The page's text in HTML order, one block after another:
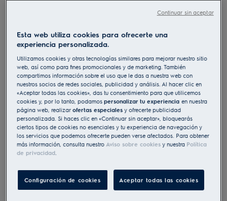
500 TimeCare de 8.0 kg
4.2 (17)
Ficha de información del producto
Beneficios
Con función TimeManager que reduce los ciclos de lavado a tu
gusto
AutoSense reajusta los valores en función del tamaño de la carga.
Suaves chorros de agua levantan y protegen la ropa durante el
lavado, evitando que se dañen durante el centrifugado
Esta web utiliza cookies para ofrecerte una
experiencia personalizada.
Utilizamos cookies y otras tecnologías similares para mejorar nuestro sitio
web, así como para fines promocionales y de marketing. También
compartimos información sobre el uso que le das a nuestra web con
nuestros socios de redes sociales, publicidad y análisis. Al hacer clic en
«Aceptar todas las cookies», das tu consentimiento para que utilicemos
cookies y, por lo tanto, podamospersonalizar tu experienciaen nuestra
página web, realizarofertas especiales y ofrecerte publicidad
personalizada. Si haces clic en «Continuar sin aceptar», bloquearás
ciertos tipos de cookies no esenciales y tu experiencia de navegación y
los servicios que podemos ofrecerte pueden verse afectados. Para obtener
más información, consulta nuestroAviso sobre cookies y nuestra Política
de privacidad.
Configuración de cookies Aceptar todas las cookies
Continuar sin aceptar